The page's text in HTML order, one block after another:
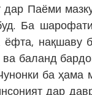
Паёми
Ба
нақшаву
баланд
ба ҳама
дар